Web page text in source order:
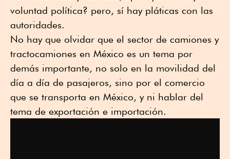
voluntad política? pero, sí hay pláticas con las
autoridades.
No hay que olvidar que el sector de camiones y
tractocamiones en México es un tema por
demás importante, no solo en la movilidad del
día a día de pasajeros, sino por el comercio
que se transporta en México, y ni hablar del
tema de exportación e importación.